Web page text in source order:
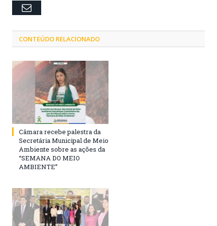
Email
CONTEÚDO RELACIONADO
Câmara recebe palestra da
Secretária Municipal de Meio
Ambiente sobre as ações da
“SEMANA DO MEIO
AMBIENTE”